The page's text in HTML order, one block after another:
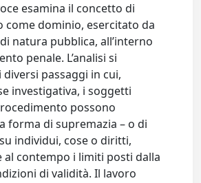
esamina il concetto di
come dominio, esercitato da
natura pubblica, all’interno
penale. L’analisi si
passaggi in cui,
investigativa, i soggetti
possono
forma di supremazia – o di
individui, cose o diritti,
al contempo i limiti posti dalla
di validità. Il lavoro